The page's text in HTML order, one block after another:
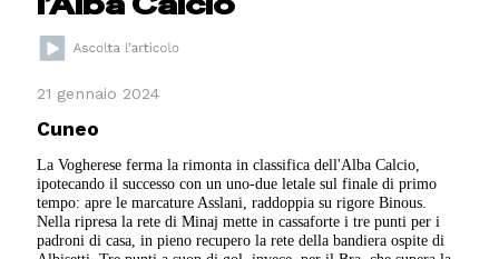
21 gennaio 2024
Cuneo
La Vogherese ferma la rimonta in classifica dell'Alba Calcio,
ipotecando il successo con un uno-due letale sul finale di primo
tempo: apre le marcature Asslani, raddoppia su rigore Binous.
Nella ripresa la rete di Minaj mette in cassaforte i tre punti per i
padroni di casa, in pieno recupero la rete della bandiera ospite di